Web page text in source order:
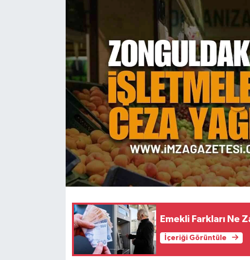
Emekli Farkları Ne
İçeriği Görüntüle